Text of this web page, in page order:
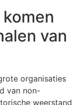
van
organisaties
van non-
weerstand